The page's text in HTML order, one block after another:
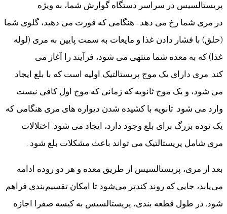
پریستالسیس در سراسر دستگاه گوارش شما، به ویژه
در مری شما رخ می دهد . هنگامی که قورت می دهید، گلوی شما
(حلق) با فشار دادن غذا و مایعات به سمت پایین به مری (لوله
غذا) که به معده شما منتهی می شود، فرآیند را آغاز می
کند. مری دارای یک موج پریستالتیک اولیه است که با بلع ایجاد
می شود، و یک موج ثانویه که زمانی که موج اول کافی نیست
وارد می شود. ثانویه با کشیده شدن دیواره های مری هنگامی که
یک توده بزرگ برای بلع وجود دارد، ایجاد می شود. اختلالات
مری شامل پریستالتیک می تواند باعث مشکلات بلع شود .
بعد از مری، پریستالسیس از طریق معده و هر دو روده ادامه
می‌یابد، جایی که روند کندتر می‌شود تا امکان تقسیم‌بندی فراهم
شود. در طول قطعه بندی، پریستالسیس به کیسه صفرا اجازه